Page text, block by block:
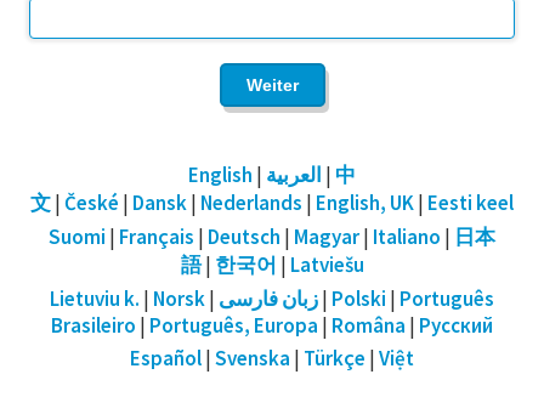
English | العربية | 中
文|České | Dansk| Nederlands | English, UK| Eesti keel
Suomi | Français | Deutsch | Magyar| Italiano | 日本
語| 한국어 | Latviešu
Lietuviu k. | Norsk| زبان فارسی| Polski | Português
Brasileiro | Português, Europa | Româna | Русский
Español|Svenska | Türkçe |Việt